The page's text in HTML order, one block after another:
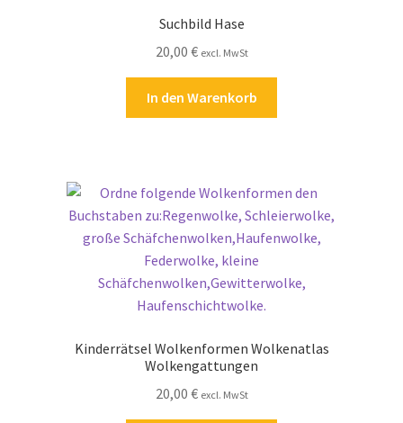
Suchbild Hase
20,00 € excl. MwSt
In den Warenkorb
Kinderrätsel Wolkenformen Wolkenatlas
Wolkengattungen
20,00 € excl. MwSt